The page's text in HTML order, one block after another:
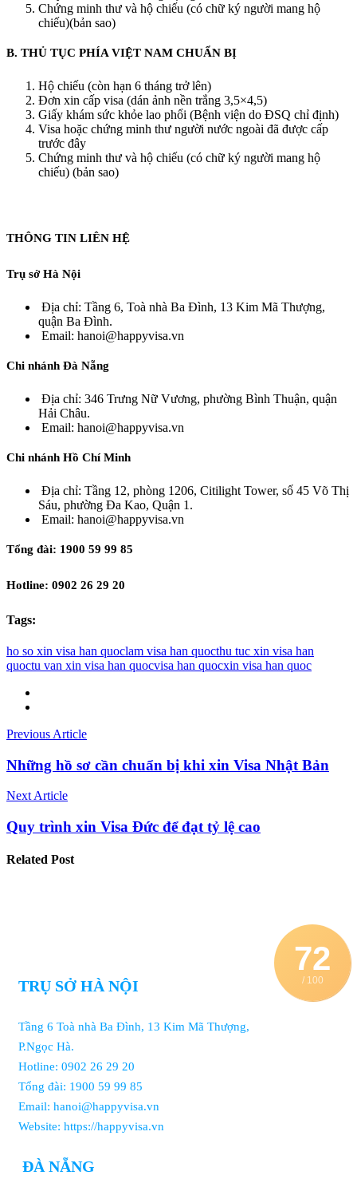
Chứng minh thư và hộ chiếu (có chữ ký người mang hộ
chiếu)(bản sao)
B. THỦ TỤC PHÍA VIỆT NAM CHUẨN BỊ
Hộ chiếu (còn hạn 6 tháng trở lên)
Đơn xin cấp visa (dán ảnh nền trắng 3,5×4,5)
Giấy khám sức khỏe lao phổi (Bệnh viện do ĐSQ chỉ định)
Visa hoặc chứng minh thư người nước ngoài đã được cấp
trước đây
Chứng minh thư và hộ chiếu (có chữ ký người mang hộ
chiếu) (bản sao)
THÔNG TIN LIÊN HỆ
Trụ sở Hà Nội
Địa chỉ: Tầng 6, Toà nhà Ba Đình, 13 Kim Mã Thượng,
quận Ba Đình.
Email: hanoi@happyvisa.vn
Chi nhánh Đà Nẵng
Địa chỉ: 346 Trưng Nữ Vương, phường Bình Thuận, quận
Hải Châu.
Email: hanoi@happyvisa.vn
Chi nhánh Hồ Chí Minh
Địa chỉ: Tầng 12, phòng 1206, Citilight Tower, số 45 Võ Thị
Sáu, phường Đa Kao, Quận 1.
Email: hanoi@happyvisa.vn
Tổng đài: 1900 59 99 85
Hotline: 0902 26 29 20
Tags:
ho so xin visa han quoclam visa han quocthu tuc xin visa han
quoctu van xin visa han quocvisa han quocxin visa han quoc
Previous Article
Những hồ sơ cần chuẩn bị khi xin Visa Nhật Bản
Next Article
Quy trình xin Visa Đức để đạt tỷ lệ cao
Related Post
72
/ 100
TRỤ SỞ HÀ NỘI
Tầng 6 Toà nhà Ba Đình, 13 Kim Mã Thượng,
P.Ngọc Hà.
Hotline: 0902 26 29 20
Tổng đài: 1900 59 99 85
Email: hanoi@happyvisa.vn
Website: https://happyvisa.vn
ĐÀ NẴNG